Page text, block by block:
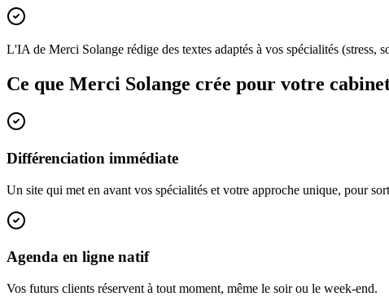
L'IA de Merci Solange rédige des textes adaptés à vos spécialités (stress,
Ce que Merci Solange crée pour votre
Différenciation immédiate
Un site qui met en avant vos spécialités et votre approche unique, pour
Agenda en ligne natif
Vos futurs clients réservent à tout moment, même le soir ou le week-end.